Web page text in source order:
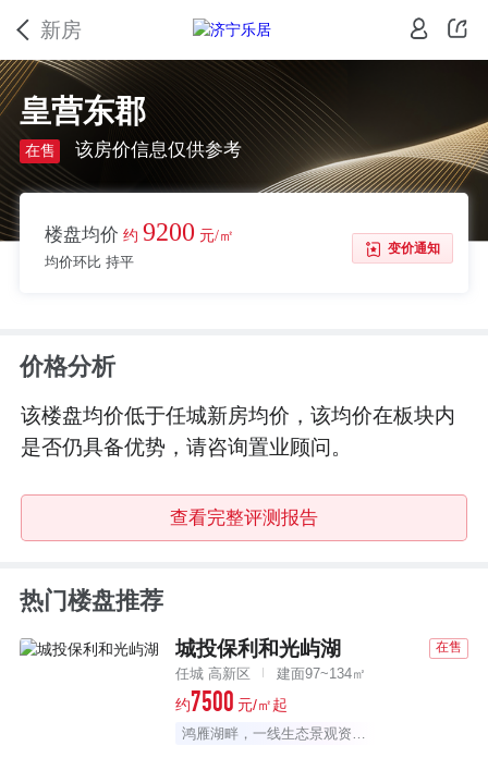
新房
皇营东郡
在售 该房价信息仅供参考
楼盘均价 约 9200 元/㎡
均价环比 持平
变价通知
价格分析
该楼盘均价低于任城新房均价，该均价在板块内
是否仍具备优势，请咨询置业顾问。
查看完整评测报告
热门楼盘推荐
城投保利和光屿湖 在售
任城 高新区 建面97~134㎡
约7500 元/㎡起